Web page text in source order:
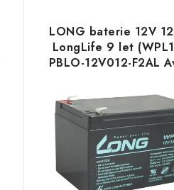
LONG baterie 12V
LongLife 9 let
PBLO-12V012-F2AL